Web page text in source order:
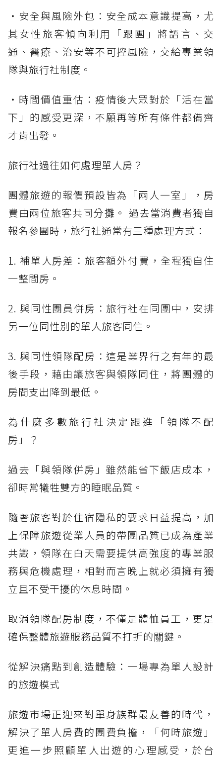
・安全與風險外包：安全成本意識提高，尤
其女性旅客傾向利用「跟團」將語言、交
通、醫療、治安等不可控風險，交給專業領
隊與旅行社制度。
・時間價值重估：疫情後大眾對於「活在當
下」的感受更深，不願再等所有條件都備齊
才肯出發。
旅行社過往如何處理單人房？
團體旅遊的報價預設皆為「兩人一室」，房
費由兩位旅客共同分攤。 過去當消費者獨自
報名參團時，旅行社通常有三種處理方式：
1. 補單人房差：旅客額外付費，全程獨自住
一整間房。
2. 與同性團員併房：旅行社在同團中，安排
另一位同性別的單人旅客同住。
3. 與同性領隊配房：這是業界行之有年的最
後手段，藉由讓旅客與領隊同住，將團體的
房間支出降到最低。
為什麼多數旅行社決定跟進「領隊不配
房」？
過去「與領隊併房」雖然能省下飯店成本，
卻時常犧牲雙方的睡眠品質。
隨著旅客對於住宿隱私的要求日益提高，加
上保障旅遊從業人員的帶團品質已成為產業
共識，領隊在白天需要提供高強度的專業服
務與危機處理，相對而言晚上就必須擁有獨
立且不受干擾的休息時間。
取消領隊配房制度，不僅是體恤員工，更是
確保整體旅遊服務品質不打折的關鍵。
從解決痛點到創造體驗：一場專為單人設計
的旅遊模式
旅遊市場正迎來對單身族群最友善的時代，
解決了單人房費的團費負擔，「何時旅遊」
更進一步照顧單人出遊的心理感受，於台